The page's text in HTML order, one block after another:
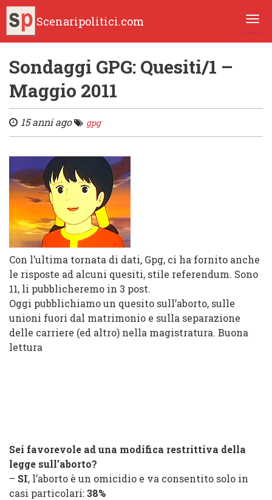
Scenaripolitici.com
Sondaggi GPG: Quesiti/1 –
Maggio 2011
15 anni ago gpg
Con l’ultima tornata di dati, Gpg, ci ha fornito anche
le risposte ad alcuni quesiti, stile referendum. Sono
11, li pubblicheremo in 3 post.
Oggi pubblichiamo un quesito sull’aborto, sulle
unioni fuori dal matrimonio e sulla separazione
delle carriere (ed altro) nella magistratura. Buona
lettura
Sei favorevole ad una modifica restrittiva della
legge sull’aborto?
– SI, l’aborto è un omicidio e va consentito solo in
casi particolari:38%